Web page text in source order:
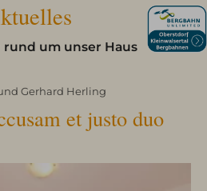
um unser Haus
Gerhard Herling
et justo duo